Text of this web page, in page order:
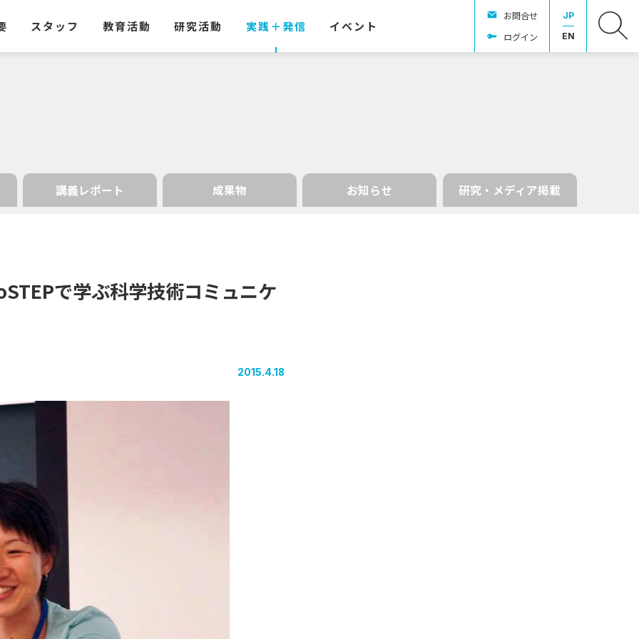
スタッフ 教育活動 研究活動 実践＋発信 イベント
お問合せ
ログイン
JP
EN
講義レポート 成果物 お知らせ 研究・メディア掲載
で学ぶ科学技術コミュニケ
2015.4.18